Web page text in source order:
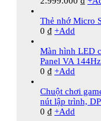
Thẻ nhớ Micro
0 ₫ +Add
Màn hình LED
Panel VA 144Hz
0 ₫ +Add
Chuột chơi
nút lập trình,
0 ₫ +Add